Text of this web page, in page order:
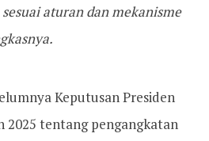
aturan dan mekanisme
Keputusan Presiden
2025 tentang pengangkatan